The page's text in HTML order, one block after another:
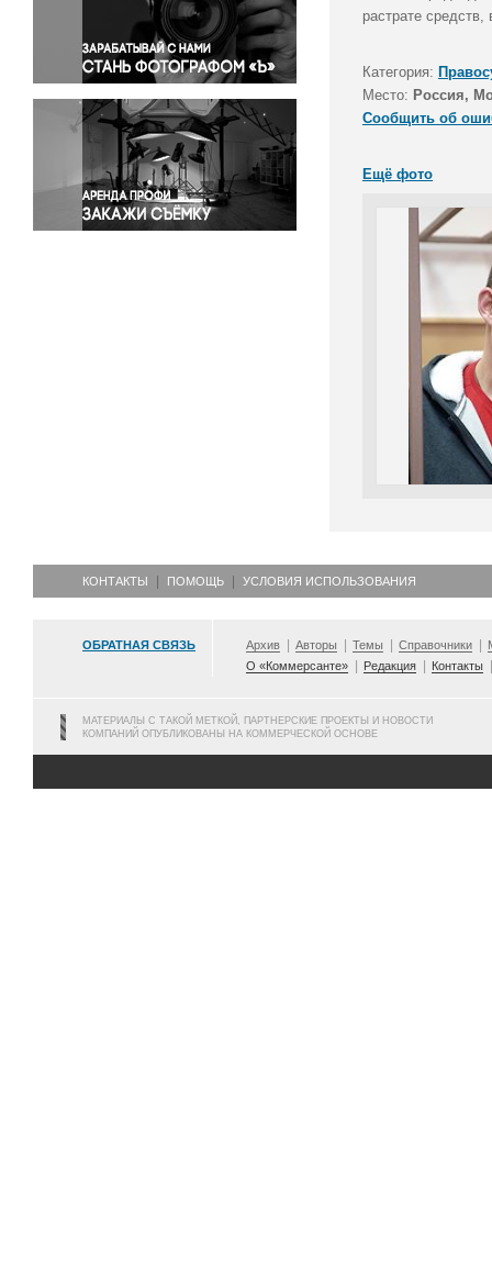
Правосудие
Происшествия и конфликты
Религия
Светская жизнь
Спорт
Экология
Экономика и бизнес
растрате
Категория:
Место: Россия,
Сообщить об
Ещё фото
КОНТАКТЫ ПОМОЩЬ УСЛОВИЯ ИСПОЛЬЗОВАНИЯ
ОБРАТНАЯ СВЯЗЬ Архив Авторы Темы Справочники
О «Коммерсанте»
Редакция Контакты
МАТЕРИАЛЫ С ТАКОЙ МЕТКОЙ, ПАРТНЕРСКИЕ ПРОЕКТЫ И НОВОСТИ
КОМПАНИЙ ОПУБЛИКОВАНЫ НА КОММЕРЧЕСКОЙ ОСНОВЕ